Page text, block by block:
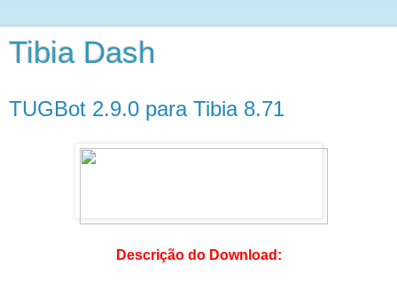
Tibia Dash
TUGBot 2.9.0 para Tibia 8.71
Descrição do Download: